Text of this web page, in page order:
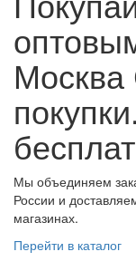
Москва
Мы объединяем
России и
магазинах.
Перейти в каталог